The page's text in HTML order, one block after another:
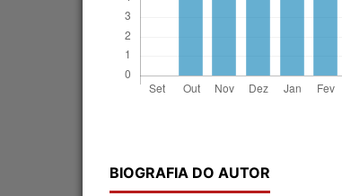
BIOGRAFIA DO AUTOR